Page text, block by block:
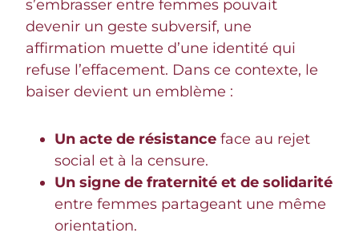
s’embrasser entre femmes pouvait
devenir un geste subversif, une
affirmation muette d’une identité qui
refuse l’effacement. Dans ce contexte, le
baiser devient un emblème :
Un acte de résistance face au rejet
social et à la censure.
Un signe de fraternité et de solidarité
entre femmes partageant une même
orientation.